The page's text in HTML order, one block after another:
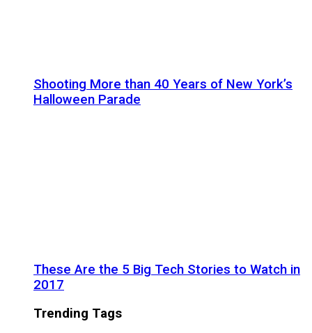
Shooting More than 40 Years of New York’s
Halloween Parade
These Are the 5 Big Tech Stories to Watch in
2017
Trending Tags